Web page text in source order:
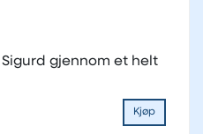
Sigurd gjennom et helt
Kjøp